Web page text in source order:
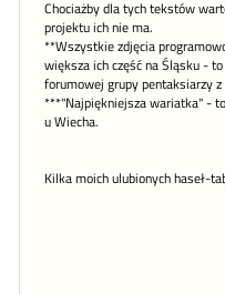
Chociażby dla tych tekstów
projektu ich nie ma.
**Wszystkie zdjęcia
większa ich część na Śląsku -
forumowej grupy pentaksiarzy z
***"Najpiękniejsza wariatka" -
u Wiecha.
Kilka moich ulubionych haseł-